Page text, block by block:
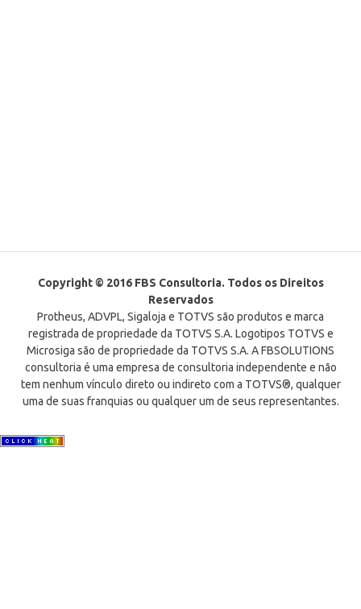
Copyright © 2016 FBS Consultoria. Todos os Direitos
Reservados
Protheus, ADVPL, Sigaloja e TOTVS são produtos e marca
registrada de propriedade da TOTVS S.A. Logotipos TOTVS e
Microsiga são de propriedade da TOTVS S.A. A FBSOLUTIONS
consultoria é uma empresa de consultoria independente e não
tem nenhum vínculo direto ou indireto com a TOTVS®, qualquer
uma de suas franquias ou qualquer um de seus representantes.